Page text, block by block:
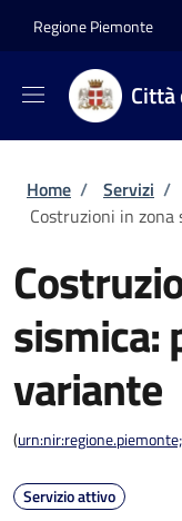
Regione Piemonte
Città
Briciole
Home / Servizi /
Costruzioni in
sismica:
variante
(
Servizio attivo